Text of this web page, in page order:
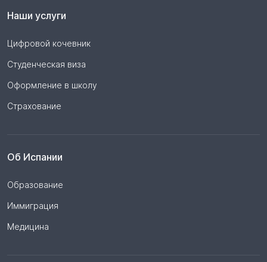
Наши услуги
Цифровой кочевник
Студенческая виза
Оформление в школу
Страхование
Об Испании
Образование
Иммиграция
Медицина